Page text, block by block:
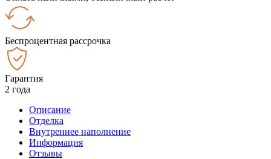
Беспроцентная рассрочка
Гарантия
2 года
Описание
Отделка
Внутреннее наполнение
Информация
Отзывы